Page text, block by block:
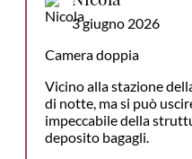
3 giugno 2026
Camera doppia
Vicino alla stazione
di notte, ma si può
impeccabile della
deposito bagagli.